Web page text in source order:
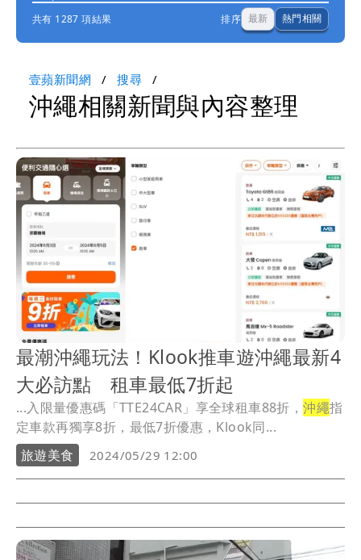
共有 1287 項結果 排序 最新 熱門相關
壹蘋新聞網 搜尋
沖繩相關新聞與內容整理
最潮沖繩玩法！Klook推車遊沖繩最新4
大必訪點 租車最低7折起
...入限量優惠碼「TTE24CAR」享全球租車88折，沖繩指
定車款再獨享8折，最低7折優惠，Klook同...
旅遊美食
2024/05/29 12:00